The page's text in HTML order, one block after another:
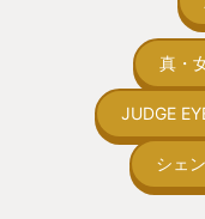
真・
JUDGE
シェ